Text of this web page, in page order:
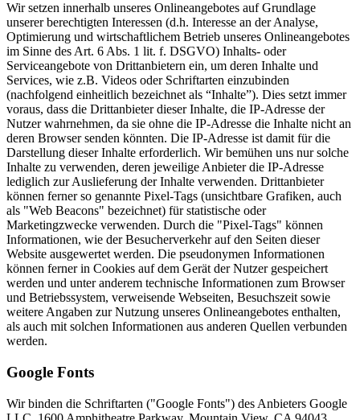
Wir setzen innerhalb unseres Onlineangebotes auf Grundlage
unserer berechtigten Interessen (d.h. Interesse an der Analyse,
Optimierung und wirtschaftlichem Betrieb unseres Onlineangebotes
im Sinne des Art. 6 Abs. 1 lit. f. DSGVO) Inhalts- oder
Serviceangebote von Drittanbietern ein, um deren Inhalte und
Services, wie z.B. Videos oder Schriftarten einzubinden
(nachfolgend einheitlich bezeichnet als “Inhalte”). Dies setzt immer
voraus, dass die Drittanbieter dieser Inhalte, die IP-Adresse der
Nutzer wahrnehmen, da sie ohne die IP-Adresse die Inhalte nicht an
deren Browser senden könnten. Die IP-Adresse ist damit für die
Darstellung dieser Inhalte erforderlich. Wir bemühen uns nur solche
Inhalte zu verwenden, deren jeweilige Anbieter die IP-Adresse
lediglich zur Auslieferung der Inhalte verwenden. Drittanbieter
können ferner so genannte Pixel-Tags (unsichtbare Grafiken, auch
als "Web Beacons" bezeichnet) für statistische oder
Marketingzwecke verwenden. Durch die "Pixel-Tags" können
Informationen, wie der Besucherverkehr auf den Seiten dieser
Website ausgewertet werden. Die pseudonymen Informationen
können ferner in Cookies auf dem Gerät der Nutzer gespeichert
werden und unter anderem technische Informationen zum Browser
und Betriebssystem, verweisende Webseiten, Besuchszeit sowie
weitere Angaben zur Nutzung unseres Onlineangebotes enthalten,
als auch mit solchen Informationen aus anderen Quellen verbunden
werden.
Google Fonts
Wir binden die Schriftarten ("Google Fonts") des Anbieters Google